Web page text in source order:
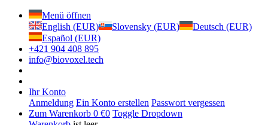
Menü öffnen
English (EUR)
Slovensky (EUR)
Deutsch (EUR)
Español (EUR)
+421 904 408 895
info@biovoxel.tech
Ihr Konto
Anmeldung Ein Konto erstellen Passwort vergessen
Zum Warenkorb 0 €0 Toggle Dropdown